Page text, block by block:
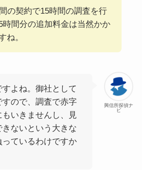
の契約で15時間の調査を行
時間分の追加料金は当然かか
ね。
興信所探偵ナ
ビ
よね。御社として
すので、調査で赤字
いきませんし、見
ないという大きな
っているわけですか